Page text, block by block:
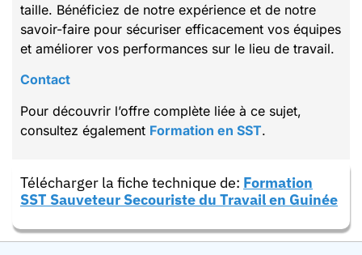
taille. Bénéficiez de notre expérience et de notre
savoir-faire pour sécuriser efficacement vos équipes
et améliorer vos performances sur le lieu de travail.
Contact
Pour découvrir l’offre complète liée à ce sujet,
consultez également Formation en SST.
Télécharger la fiche technique de: Formation
SST Sauveteur Secouriste du Travail en Guinée